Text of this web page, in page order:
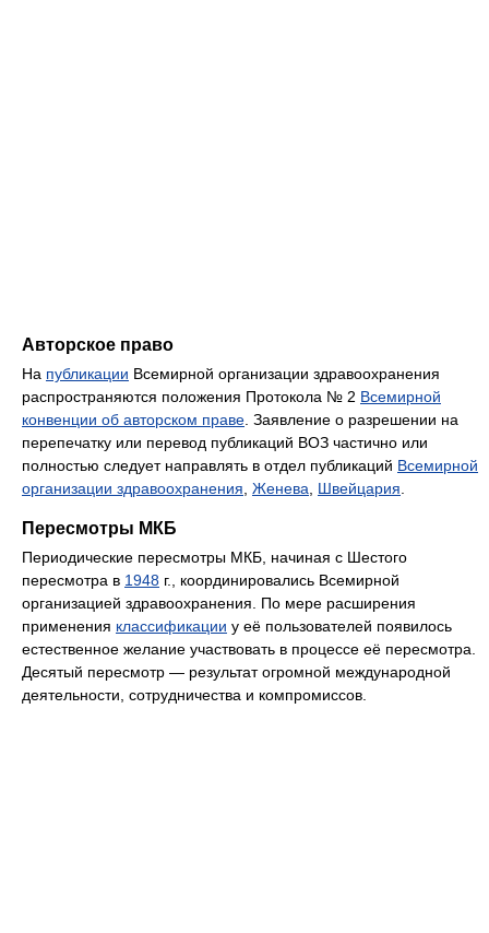
Авторское право
На публикации Всемирной организации здравоохранения
распространяются положения Протокола № 2 Всемирной
конвенции об авторском праве . Заявление о разрешении на
перепечатку или перевод публикаций ВОЗ частично или
полностью следует направлять в отдел публикаций Всемирной
организации здравоохранения Женева Швейцария
Пересмотры МКБ
Периодические пересмотры МКБ, начиная с Шестого
пересмотра в 1948 г., координировались Всемирной
организацией здравоохранения. По мере расширения
применения классификации у её пользователей появилось
естественное желание участвовать в процессе её пересмотра.
Десятый пересмотр — результат огромной международной
деятельности, сотрудничества и компромиссов.